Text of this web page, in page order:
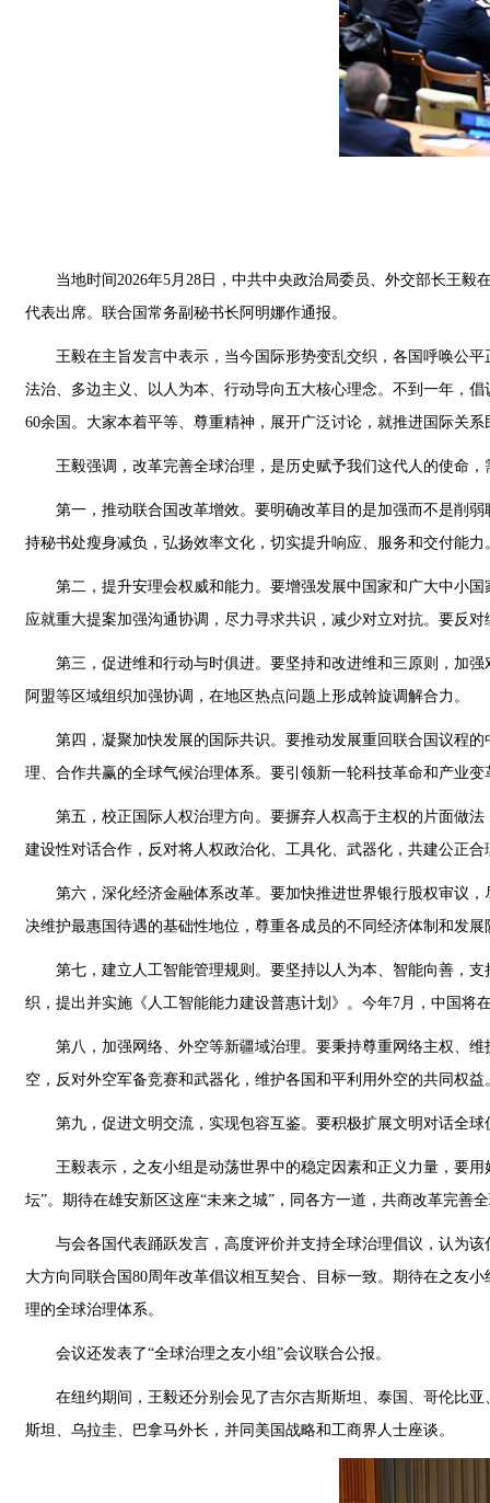
当地时间2026年5月28日，中共中央政治局委员、外交部长王
代表出席。联合国常务副秘书长阿明娜作通报。
王毅在主旨发言中表示，当今国际形势变乱交织，各国呼唤公
法治、多边主义、以人为本、行动导向五大核心理念。不到一年，
60余国。大家本着平等、尊重精神，展开广泛讨论，就推进国际关
王毅强调，改革完善全球治理，是历史赋予我们这代人的使命
第一，推动联合国改革增效。要明确改革目的是加强而不是削
持秘书处瘦身减负，弘扬效率文化，切实提升响应、服务和交付能力
第二，提升安理会权威和能力。要增强发展中国家和广大中小
应就重大提案加强沟通协调，尽力寻求共识，减少对立对抗。要反
第三，促进维和行动与时俱进。要坚持和改进维和三原则，加
阿盟等区域组织加强协调，在地区热点问题上形成斡旋调解合力。
第四，凝聚加快发展的国际共识。要推动发展重回联合国议程
理、合作共赢的全球气候治理体系。要引领新一轮科技革命和产业
第五，校正国际人权治理方向。要摒弃人权高于主权的片面做
建设性对话合作，反对将人权政治化、工具化、武器化，共建公正
第六，深化经济金融体系改革。要加快推进世界银行股权审议
决维护最惠国待遇的基础性地位，尊重各成员的不同经济体制和发
第七，建立人工智能管理规则。要坚持以人为本、智能向善，
织，提出并实施《人工智能能力建设普惠计划》。今年7月，中国
第八，加强网络、外空等新疆域治理。要秉持尊重网络主权、
空，反对外空军备竞赛和武器化，维护各国和平利用外空的共同权益
第九，促进文明交流，实现包容互鉴。要积极扩展文明对话全
王毅表示，之友小组是动荡世界中的稳定因素和正义力量，要
坛”。期待在雄安新区这座“未来之城”，同各方一道，共商改革完善
与会各国代表踊跃发言，高度评价并支持全球治理倡议，认为
大方向同联合国80周年改革倡议相互契合、目标一致。期待在之友
理的全球治理体系。
会议还发表了“全球治理之友小组”会议联合公报。
在纽约期间，王毅还分别会见了吉尔吉斯斯坦、泰国、哥伦比
斯坦、乌拉圭、巴拿马外长，并同美国战略和工商界人士座谈。